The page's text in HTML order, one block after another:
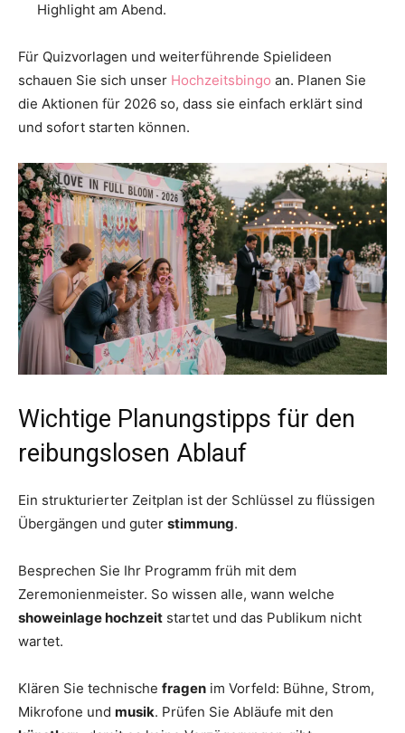
Highlight am Abend.
Für Quizvorlagen und weiterführende Spielideen
schauen Sie sich unser Hochzeitsbingo an. Planen Sie
die Aktionen für 2026 so, dass sie einfach erklärt sind
und sofort starten können.
Wichtige Planungstipps für den
reibungslosen Ablauf
Ein strukturierter Zeitplan ist der Schlüssel zu flüssigen
Übergängen und guter stimmung.
Besprechen Sie Ihr Programm früh mit dem
Zeremonienmeister. So wissen alle, wann welche
showeinlage hochzeit startet und das Publikum nicht
wartet.
Klären Sie technische fragen im Vorfeld: Bühne, Strom,
Mikrofone und musik. Prüfen Sie Abläufe mit den